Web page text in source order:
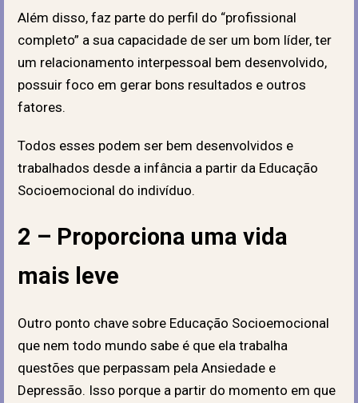
Além disso, faz parte do perfil do “profissional
completo” a sua capacidade de ser um bom líder, ter
um relacionamento interpessoal bem desenvolvido,
possuir foco em gerar bons resultados e outros
fatores.
Todos esses podem ser bem desenvolvidos e
trabalhados desde a infância a partir da Educação
Socioemocional do indivíduo.
2 – Proporciona uma vida
mais leve
Outro ponto chave sobre Educação Socioemocional
que nem todo mundo sabe é que ela trabalha
questões que perpassam pela Ansiedade e
Depressão. Isso porque a partir do momento em que